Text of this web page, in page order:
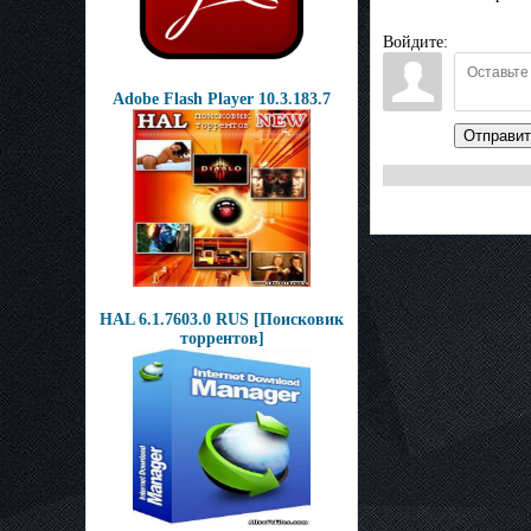
Adobe Flash Player 10.3.183.7
HAL 6.1.7603.0 RUS [Поисковик
торрентов]
Войдите: